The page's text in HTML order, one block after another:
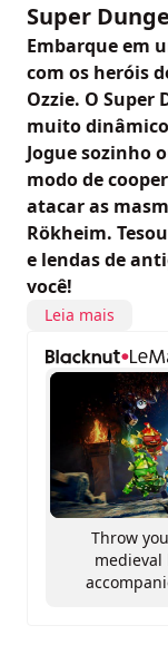
Super
Embarque em
com os heróis
Ozzie. O Super
muito
Jogue sozinho
modo de
atacar as
Rökheim.
e lendas de
você!
Leia mais
Throw
medieval